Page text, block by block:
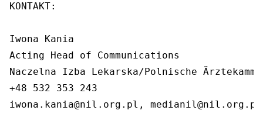
KONTAKT:
Iwona Kania
Acting Head of Communications
Naczelna Izba Lekarska/Polnische
+48 532 353 243
iwona.kania@nil.org.pl, medianil@nil.org.pl